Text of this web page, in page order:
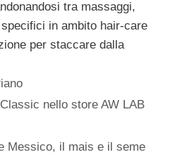
tra massaggi,
in ambito hair-care
per staccare dalla
nello store AW LAB
Messico, il mais e il seme